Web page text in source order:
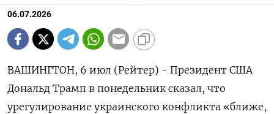
06.07.2026
ВАШИНГТОН, 6 июл (Рейтер) - Президент ‌США
Дональд ​Трамп в понедельник ​сказал, ​что
⁠урегулирование ‌украинского ‌конфликта «ближе,